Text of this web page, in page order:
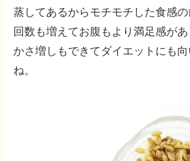
蒸してあるからモチモチした食感
回数も増えてお腹もより満足感があ
かさ増しもできてダイエットにも
ね。